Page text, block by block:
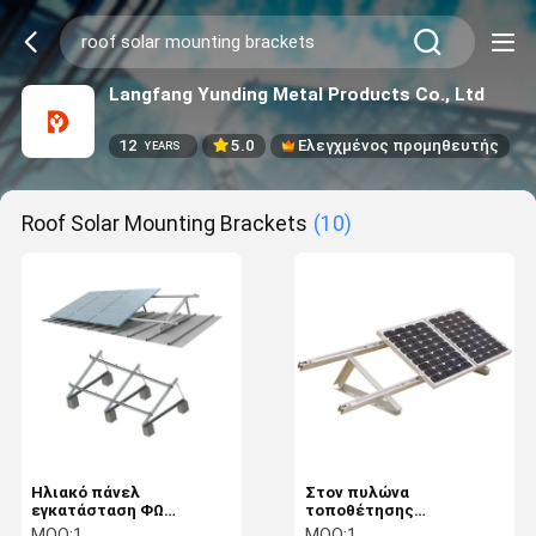
Langfang Yunding Metal Products Co., Ltd
12 YEARS 5.0 Ελεγχμένος προμηθευτής
Roof Solar Mounting Brackets (10)
Ηλιακό πάνελ
εγκατάσταση ΦΩ
υποστήριξης Φεγγαρό
Στον πυλώνα
τοποθέτησης
φωτοβολταϊκών